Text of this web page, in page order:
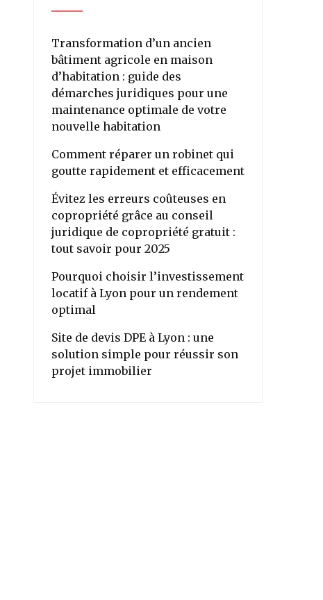
Transformation d’un ancien
bâtiment agricole en maison
d’habitation : guide des
démarches juridiques pour une
maintenance optimale de votre
nouvelle habitation
Comment réparer un robinet qui
goutte rapidement et efficacement
Évitez les erreurs coûteuses en
copropriété grâce au conseil
juridique de copropriété gratuit :
tout savoir pour 2025
Pourquoi choisir l’investissement
locatif à Lyon pour un rendement
optimal
Site de devis DPE à Lyon : une
solution simple pour réussir son
projet immobilier